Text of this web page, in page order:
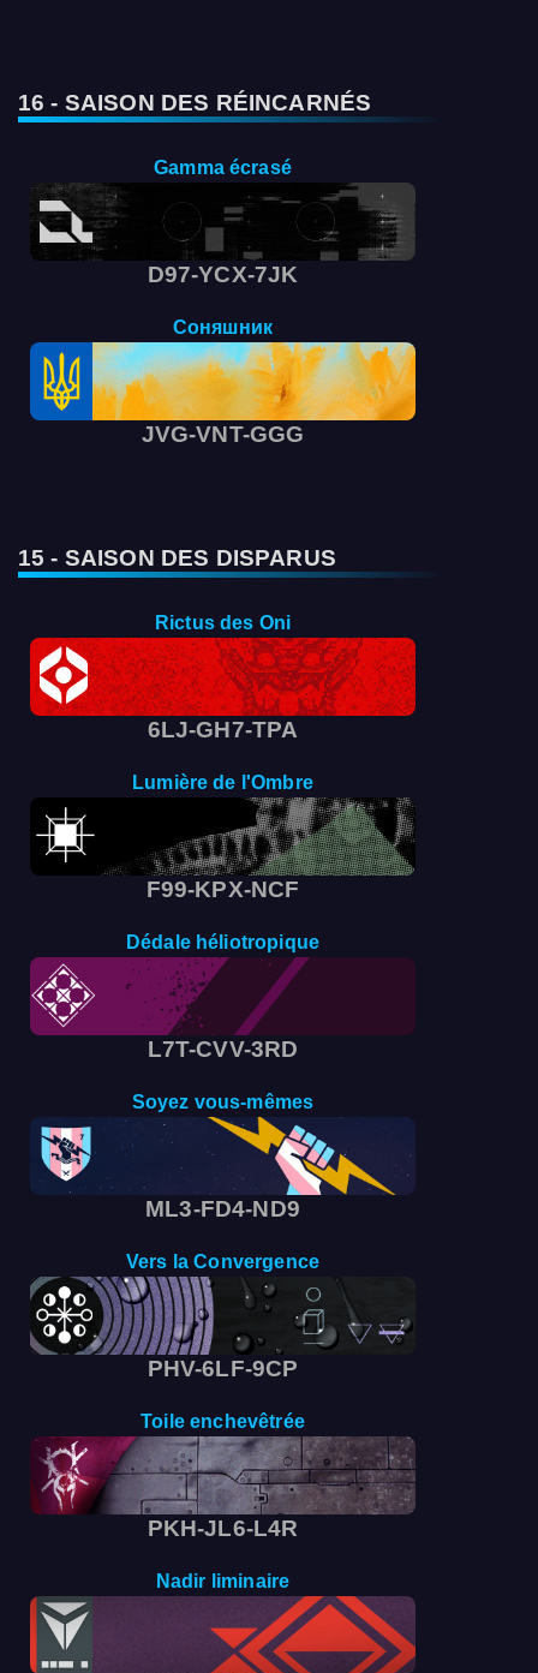
16 - SAISON DES RÉINCARNÉS
Gamma écrasé
D97-YCX-7JK
Соняшник
JVG-VNT-GGG
15 - SAISON DES DISPARUS
Rictus des Oni
6LJ-GH7-TPA
Lumière de l'Ombre
F99-KPX-NCF
Dédale héliotropique
L7T-CVV-3RD
Soyez vous-mêmes
ML3-FD4-ND9
Vers la Convergence
PHV-6LF-9CP
Toile enchevêtrée
PKH-JL6-L4R
Nadir liminaire